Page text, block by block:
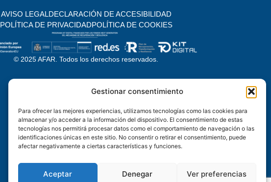
Gestionar consentimiento
Para ofrecer las mejores experiencias, utilizamos tecnologías como las cookies para
almacenar y/o acceder a la información del dispositivo. El consentimiento de estas
tecnologías nos permitirá procesar datos como el comportamiento de navegación o las
identificaciones únicas en este sitio. No consentir o retirar el consentimiento, puede
afectar negativamente a ciertas características y funciones.
Aceptar Denegar Ver preferencias
AVISO LEGALDECLARACIÓN DE ACCESIBILIDAD
POLÍTICA DE PRIVACIDADPOLÍTICA DE COOKIES
© 2025 AFAR. Todos los derechos reservados.